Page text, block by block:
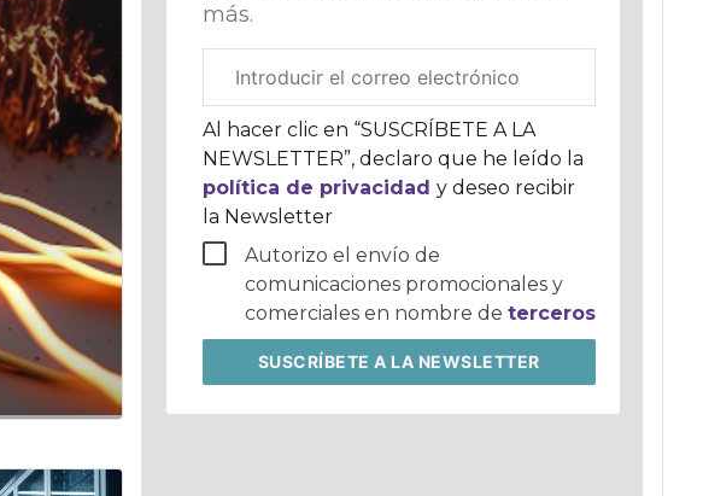
más.
electrónico
corporativo
Al hacer clic en “SUSCRÍBETE A LA
NEWSLETTER”, declaro que he leído la
política de privacidad y deseo recibir
la Newsletter
Autorizo el envío de
comunicaciones promocionales y
comerciales en nombre de terceros
SUSCRÍBETEA LA NEWSLETTER